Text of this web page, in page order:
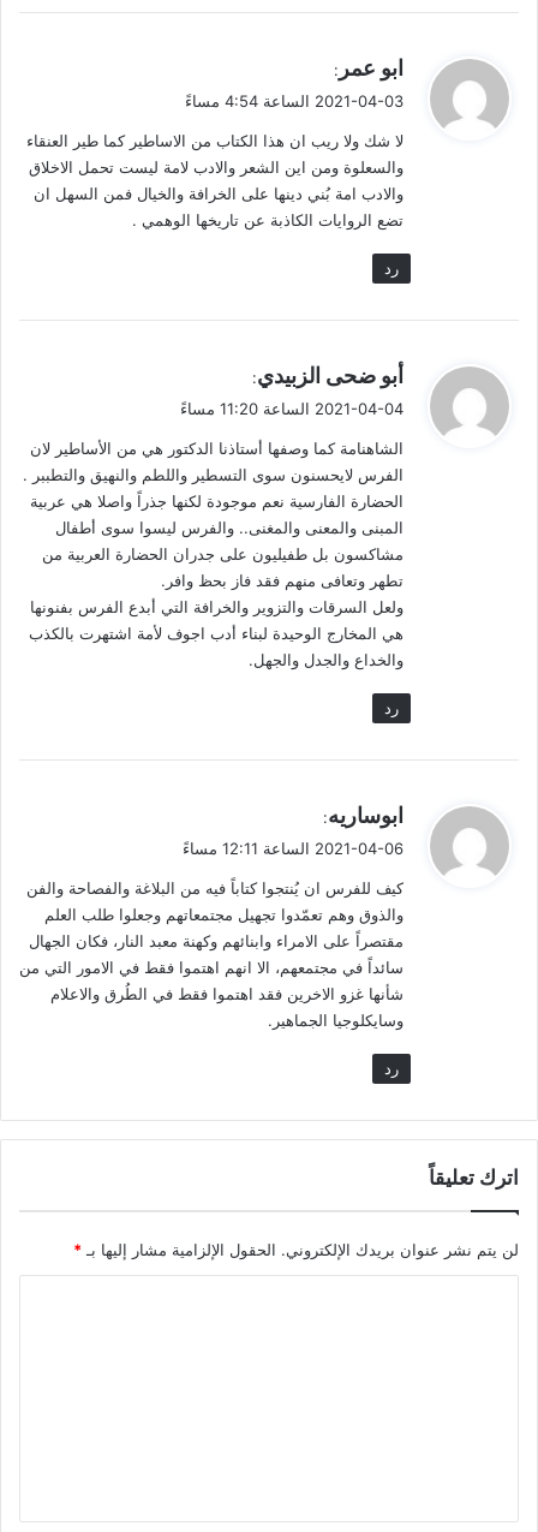
[8]- إيران منذ أقدم العصور حتى أواسط الألف الثالث قبل الميلاد،
ي
ل
ابو عمر :
2021-04-03 الساعة 4:54 مساءً
لا شك ولا ريب ان هذا الكتاب من الاساطير كما طير العنقاء
والسعلوة ومن اين الشعر والادب لامة ليست تحمل الاخلاق
والادب امة بُني دينها على الخرافة والخيال فمن السهل ان
تضع الروايات الكاذبة عن تاريخها الوهمي .
رد
ي
ل
أبو ضحى الزبيدي:
2021-04-04 الساعة 11:20 مساءً
الشاهنامة كما وصفها أستاذنا الدكتور هي من الأساطير لان
الفرس لايحسنون سوى التسطير واللطم والنهيق والتطببر .
الحضارة الفارسية نعم موجودة لكنها جذراً واصلا هي عربية
المبنى والمعنى والمغنى.. والفرس ليسوا سوى أطفال
مشاكسون بل طفيليون على جدران الحضارة العربية من
تطهر وتعافى منهم فقد فاز بحظ وافر.
ولعل السرقات والتزوير والخرافة التي أبدع الفرس بفنونها
هي المخارج الوحيدة لبناء أدب اجوف لأمة اشتهرت بالكذب
والخداع والجدل والجهل.
رد
ي
ل
ابوساريه:
2021-04-06 الساعة 12:11 مساءً
كيف للفرس ان يُنتجوا كتاباً فيه من البلاغة والفصاحة والفن
والذوق وهم تعمّدوا تجهيل مجتمعاتهم وجعلوا طلب العلم
مقتصراً على الامراء وابنائهم وكهنة معبد النار، فكان الجهال
سائداً في مجتمعهم، الا انهم اهتموا فقط في الامور التي من
شأنها غزو الاخرين فقد اهتموا فقط في الطُرق والاعلام
وسايكلوجيا الجماهير.
رد
اترك تعليقاً
لن يتم نشر عنوان بريدك الإلكتروني. الحقول الإلزامية مشار إليها بـ *